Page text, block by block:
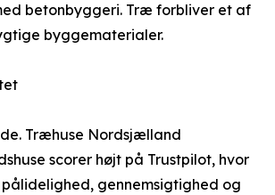
betonbyggeri. Træ forbliver et af
byggematerialer.
Træhuse Nordsjælland
scorer højt på Trustpilot, hvor
gennemsigtighed og